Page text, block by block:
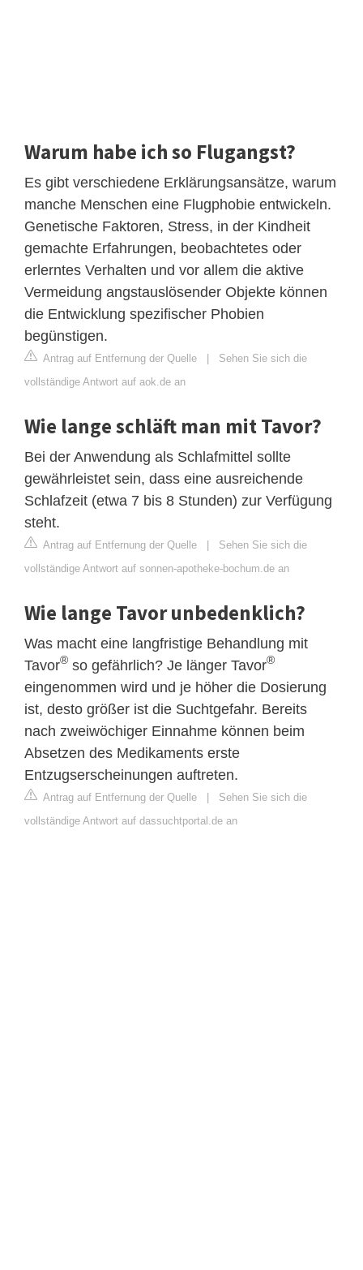
Warum habe ich so Flugangst?
Es gibt verschiedene Erklärungsansätze, warum
manche Menschen eine Flugphobie entwickeln.
Genetische Faktoren, Stress, in der Kindheit
gemachte Erfahrungen, beobachtetes oder
erlerntes Verhalten und vor allem die aktive
Vermeidung angstauslösender Objekte können
die Entwicklung spezifischer Phobien
begünstigen.
Antrag auf Entfernung der Quelle | Sehen Sie sich die
vollständige Antwort auf aok.de an
Wie lange schläft man mit Tavor?
Bei der Anwendung als Schlafmittel sollte
gewährleistet sein, dass eine ausreichende
Schlafzeit (etwa 7 bis 8 Stunden) zur Verfügung
steht.
Antrag auf Entfernung der Quelle | Sehen Sie sich die
vollständige Antwort auf sonnen-apotheke-bochum.de an
Wie lange Tavor unbedenklich?
Was macht eine langfristige Behandlung mit
Tavor® so gefährlich? Je länger Tavor®
eingenommen wird und je höher die Dosierung
ist, desto größer ist die Suchtgefahr. Bereits
nach zweiwöchiger Einnahme können beim
Absetzen des Medikaments erste
Entzugserscheinungen auftreten.
Antrag auf Entfernung der Quelle | Sehen Sie sich die
vollständige Antwort auf dassuchtportal.de an